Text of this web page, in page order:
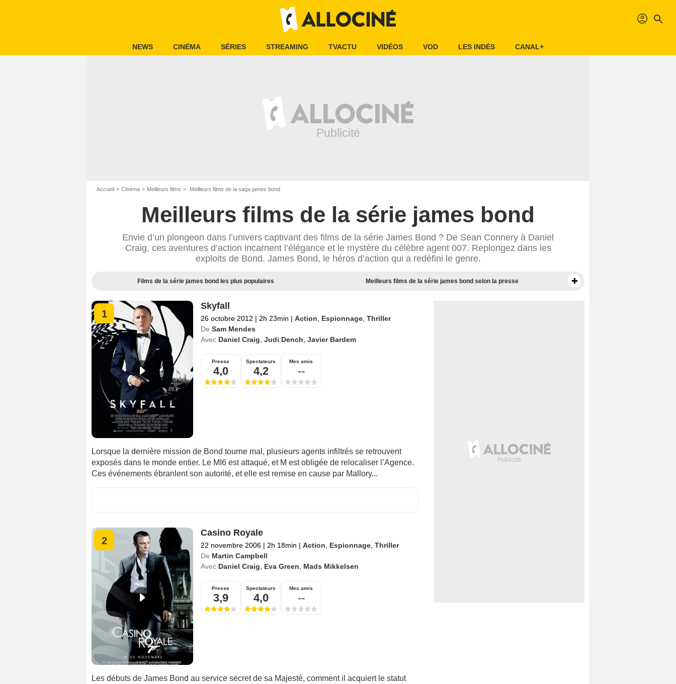
profil search
NEWS CINÉMA SÉRIES STREAMING TVACTU VIDÉOS VOD LES INDÉS CANAL+
Accueil Cinéma Meilleurs films Meilleurs films de la saga james bond
Meilleurs films de la série james bond
Envie d’un plongeon dans l’univers captivant des films de la série James Bond ? De Sean Connery à Daniel
Craig, ces aventures d’action incarnent l’élégance et le mystère du célèbre agent 007. Replongez dans les
exploits de Bond, James Bond, le héros d’action qui a redéfini le genre.
Films de la série james bond les plus populaires Meilleurs films de la série james bond selon la presse
1
Skyfall
26 octobre 2012 | 2h 23min | Action Espionnage, Thriller
De Sam Mendes
Avec Daniel Craig Judi Dench Javier Bardem
Presse
4,0
Spectateurs
4,2
Mes amis
--
Lorsque la dernière mission de Bond tourne mal, plusieurs agents infiltrés se retrouvent
exposés dans le monde entier. Le MI6 est attaqué, et M est obligée de relocaliser l’Agence.
Ces événements ébranlent son autorité, et elle est remise en cause par Mallory...
2
Casino Royale
22 novembre 2006 | 2h 18min | Action Espionnage, Thriller
De Martin Campbell
Avec Daniel Craig Eva Green Mads Mikkelsen
Presse
3,9
Spectateurs
4,0
Mes amis
--
Les débuts de James Bond au service secret de sa Majesté, comment il acquiert le statut